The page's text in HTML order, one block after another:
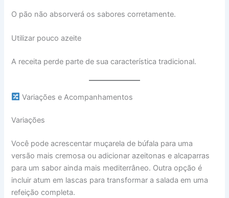
O pão não absorverá os sabores corretamente.
Utilizar pouco azeite
A receita perde parte de sua característica tradicional.
Variações e Acompanhamentos
Variações
Você pode acrescentar muçarela de búfala para uma
versão mais cremosa ou adicionar azeitonas e alcaparras
para um sabor ainda mais mediterrâneo. Outra opção é
incluir atum em lascas para transformar a salada em uma
refeição completa.